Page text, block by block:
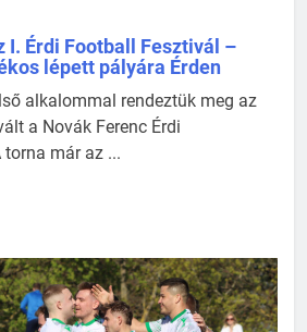
I. Érdi Football Fesztivál –
lépett pályára Érden
alkalommal rendeztük meg az
a Novák Ferenc Érdi
már az ...